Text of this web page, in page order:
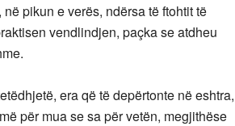
pikun e verës, ndërsa të ftohtit të
vendlindjen, paçka se atdheu
era që të depërtonte në eshtra,
për mua se sa për vetën, megjithëse